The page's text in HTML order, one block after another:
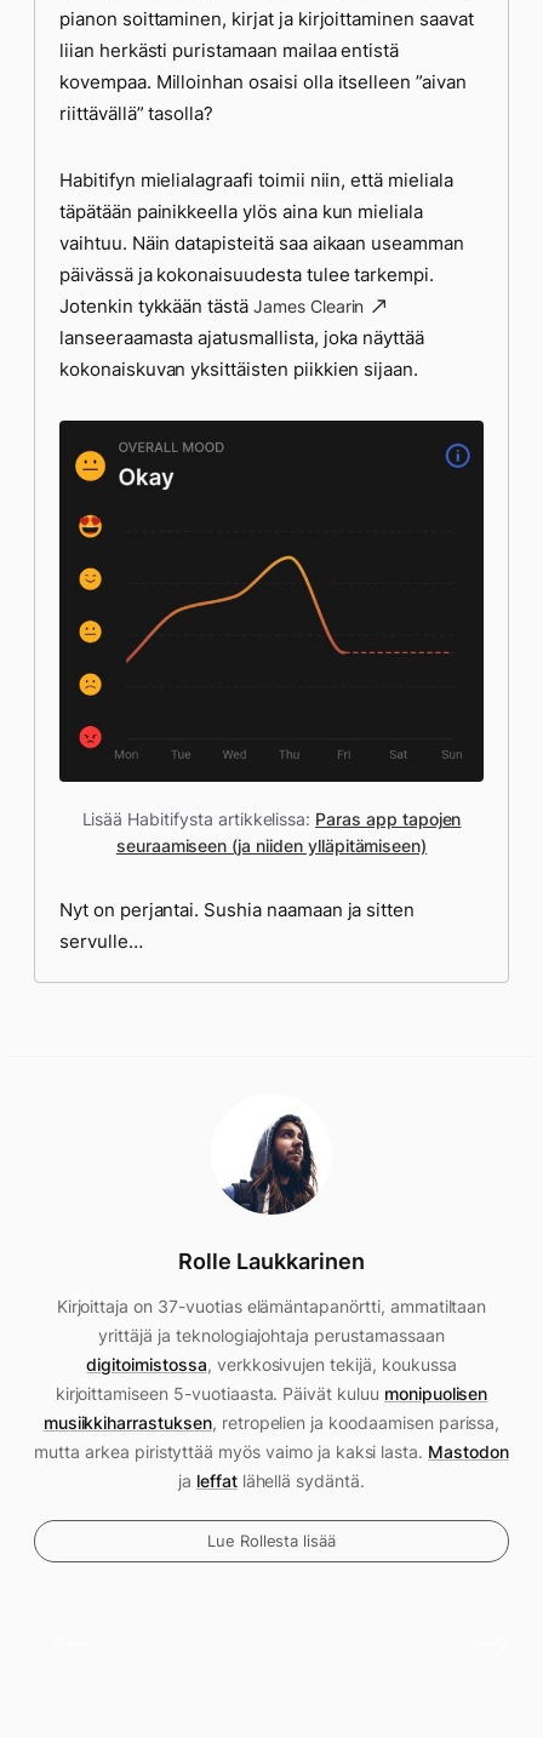
pianon soittaminen, kirjat ja kirjoittaminen saavat
liian herkästi puristamaan mailaa entistä
kovempaa. Milloinhan osaisi olla itselleen ”aivan
riittävällä” tasolla?
Habitifyn mielialagraafi toimii niin, että mieliala
täpätään painikkeella ylös aina kun mieliala
vaihtuu. Näin datapisteitä saa aikaan useamman
päivässä ja kokonaisuudesta tulee tarkempi.
Jotenkin tykkään tästä James Clearin
lanseeraamasta ajatusmallista, joka näyttää
kokonaiskuvan yksittäisten piikkien sijaan.
Lisää Habitifysta artikkelissa: Paras app tapojen
seuraamiseen (ja niiden ylläpitämiseen)
Nyt on perjantai. Sushia naamaan ja sitten
servulle…
Rolle Laukkarinen
Kirjoittaja on 37-vuotias elämäntapanörtti, ammatiltaan
yrittäjä ja teknologiajohtaja perustamassaan
digitoimistossa, verkkosivujen tekijä, koukussa
kirjoittamiseen 5-vuotiaasta. Päivät kuluu monipuolisen
musiikkiharrastuksen, retropelien ja koodaamisen parissa,
mutta arkea piristyttää myös vaimo ja kaksi lasta. Mastodon
ja leffatlähellä sydäntä.
Lue Rollesta lisää